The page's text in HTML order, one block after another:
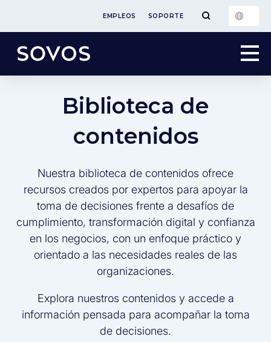
EMPLEOS SOPORTE
Biblioteca de
contenidos
Nuestra biblioteca de contenidos ofrece
recursos creados por expertos para apoyar la
toma de decisiones frente a desafíos de
cumplimiento, transformación digital y confianza
en los negocios, con un enfoque práctico y
orientado a las necesidades reales de las
organizaciones.
Explora nuestros contenidos y accede a
información pensada para acompañar la toma
de decisiones.